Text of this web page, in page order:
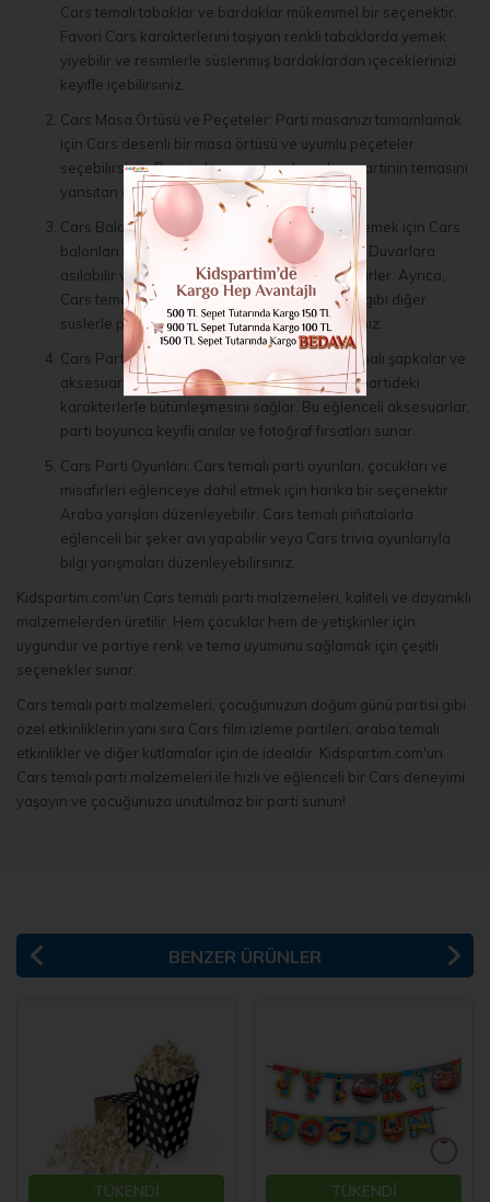
Cars temalı tabaklar ve bardaklar mükemmel bir seçenektir.
Favori Cars karakterlerini taşıyan renkli tabaklarda yemek
yiyebilir ve resimlerle süslenmiş bardaklardan içeceklerinizi
keyifle içebilirsiniz.
Cars Masa Örtüsü ve Peçeteler: Parti masanızı tamamlamak
için Cars desenli bir masa örtüsü ve uyumlu peçeteler
seçebilirsiniz. Bu ürünler, masanızı korurken partinin temasını
yansıtan canlı renkleriyle dikkat çeker.
Cars Balonlar ve Süsler: Parti mekanınızı süslemek için Cars
balonları ve diğer süsler harika bir seçenektir. Duvarlara
asılabilir veya masaların etrafına serpiştirilebilirler. Ayrıca,
Cars temalı bayraklar, posterler ve bannerlar gibi diğer
süslerle partinin atmosferini tamamlayabilirsiniz.
Cars Parti Şapkaları ve Aksesuarları: Cars temalı şapkalar ve
aksesuarlar, çocukların ve hatta yetişkinlerin partideki
karakterlerle bütünleşmesini sağlar. Bu eğlenceli aksesuarlar,
parti boyunca keyifli anılar ve fotoğraf fırsatları sunar.
Cars Parti Oyunları: Cars temalı parti oyunları, çocukları ve
misafirleri eğlenceye dahil etmek için harika bir seçenektir.
Araba yarışları düzenleyebilir, Cars temalı piñatalarla
eğlenceli bir şeker avı yapabilir veya Cars trivia oyunlarıyla
bilgi yarışmaları düzenleyebilirsiniz.
Kidspartim.com'un Cars temalı parti malzemeleri, kaliteli ve dayanıklı
malzemelerden üretilir. Hem çocuklar hem de yetişkinler için
uygundur ve partiye renk ve tema uyumunu sağlamak için çeşitli
seçenekler sunar.
Cars temalı parti malzemeleri, çocuğunuzun doğum günü partisi gibi
özel etkinliklerin yanı sıra Cars film izleme partileri, araba temalı
etkinlikler ve diğer kutlamalar için de idealdir. Kidspartim.com'un
Cars temalı parti malzemeleri ile hızlı ve eğlenceli bir Cars deneyimi
yaşayın ve çocuğunuza unutulmaz bir parti sunun!
BENZER ÜRÜNLER
TÜKENDİ TÜKENDİ